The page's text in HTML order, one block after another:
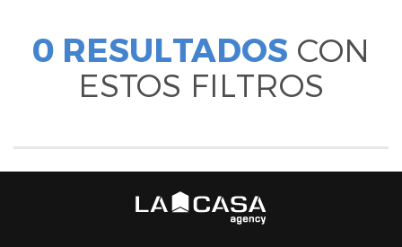
0 RESULTADOS CON
ESTOS FILTROS